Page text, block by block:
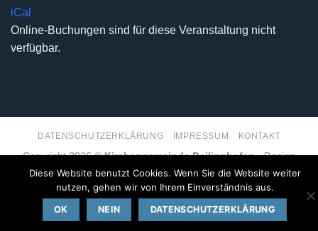
iCal
Online-Buchungen sind für diese Veranstaltung nicht
verfügbar.
DATENSCHUTZERKLÄRUNG IMPRESSUM KONTAKT
Copyright 2026 ©Kirchengemeinde Deilinghofen- Design
kleinzweidrei Kommunikationsdesign
Diese Website benutzt Cookies. Wenn Sie die Website weiter
nutzen, gehen wir von Ihrem Einverständnis aus.
OK NEIN DATENSCHUTZERKLÄRUNG